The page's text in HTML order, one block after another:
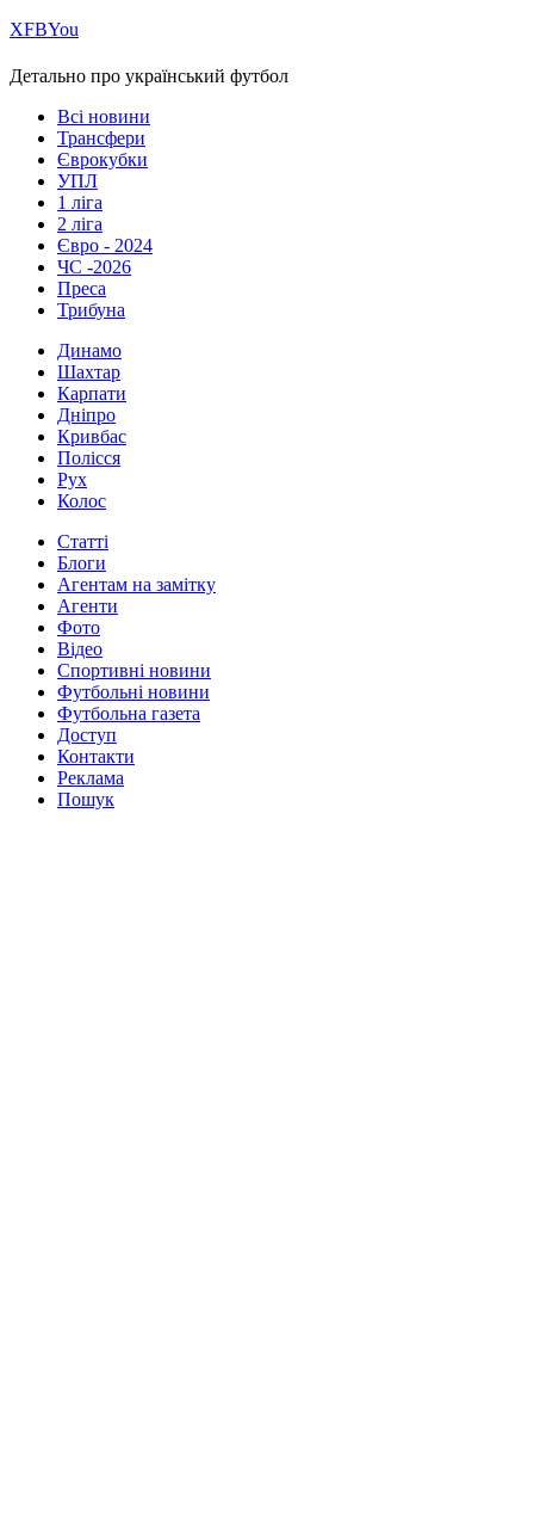
ХFBYou
Детально про український футбол
Всі новини
Трансфери
Єврокубки
УПЛ
1 ліга
2 ліга
Євро - 2024
ЧС -2026
Преса
Трибуна
Динамо
Шахтар
Карпати
Дніпро
Кривбас
Полісся
Рух
Колос
Статті
Блоги
Агентам на замітку
Агенти
Фото
Відео
Спортивні новини
Футбольні новини
Футбольна газета
Доступ
Контакти
Реклама
Пошук